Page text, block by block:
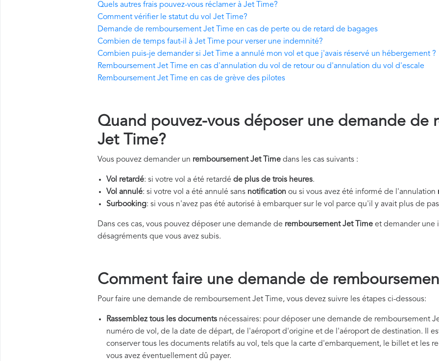
Quels autres frais pouvez-vous réclamer à Jet Time?
Comment vérifier le statut du vol Jet Time?
Demande de remboursement Jet Time en cas de perte ou de retard de bagages
Combien de temps faut-il à Jet Time pour verser une indemnité?
Combien puis-je demander si Jet Time a annulé mon vol et que j'avais réservé un hébergement ?
Remboursement Jet Time en cas d'annulation du vol de retour ou d'annulation du vol d'escale
Remboursement Jet Time en cas de grève des pilotes
Quand pouvez-vous déposer une demande de
Jet Time?
Vous pouvez demander un remboursement Jet Time dans les cas suivants :
Vol retardé: si votre vol a été retardé de plus de trois heures.
Vol annulé: si votre vol a été annulé sans notification ou si vous avez été informé de l'annulation
Surbooking: si vous n'avez pas été autorisé à embarquer sur le vol parce qu'il y avait plus de
Dans ces cas, vous pouvez déposer une demande de remboursement Jet Time et demander une
désagréments que vous avez subis.
Comment faire une demande de
Pour faire une demande de remboursement Jet Time, vous devez suivre les étapes ci-dessous:
Rassemblez tous les documents nécessaires: pour déposer une demande de remboursement
numéro de vol, de la date de départ, de l'aéroport d'origine et de l'aéroport de destination. Il
conserver tous les documents relatifs au vol, tels que la carte d'embarquement, le billet et les
vous avez éventuellement dû payer.